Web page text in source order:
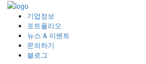
기업정보
포트폴리오
뉴스 & 이벤트
문의하기
블로그